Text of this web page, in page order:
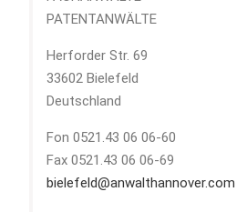
PATENTANWÄLTE
Herforder Str. 69
33602 Bielefeld
Deutschland
Fon 0521.43 06 06-60
Fax 0521.43 06 06-69
bielefeld@anwalthannover.com